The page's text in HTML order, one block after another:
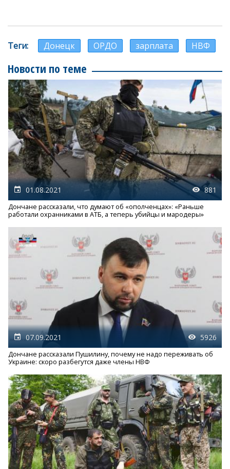
Теги Донецк ОРДО зарплата НВФ
Новости по теме
01.08.2021 881
Дончане рассказали, что думают об «ополченцах»: «Раньше
работали охранниками в АТБ, а теперь убийцы и мародеры»
07.09.2021 5926
Дончане рассказали Пушилину, почему не надо переживать об
Украине: скоро разбегутся даже члены НВФ